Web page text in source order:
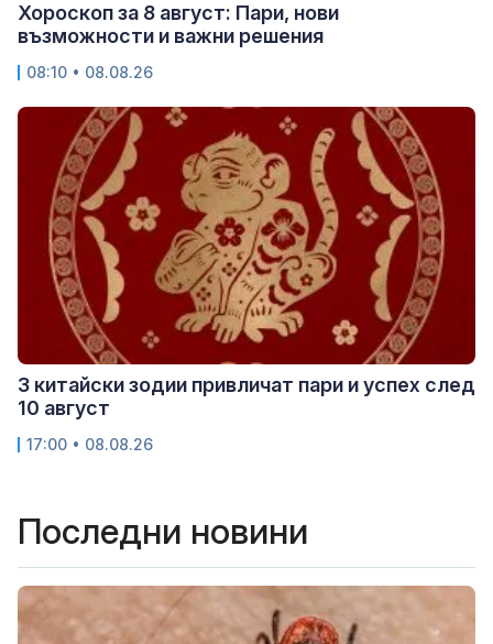
Хороскоп за 8 август: Пари, нови
възможности и важни решения
08:10 • 08.08.26
3 китайски зодии привличат пари и успех след
10 август
17:00 • 08.08.26
Последни новини